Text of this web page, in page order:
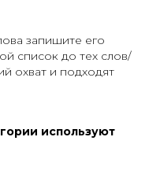
запишите его
список до тех слов/
охват и подходят
используют